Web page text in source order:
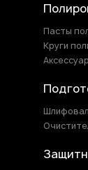
Пасты
Круги